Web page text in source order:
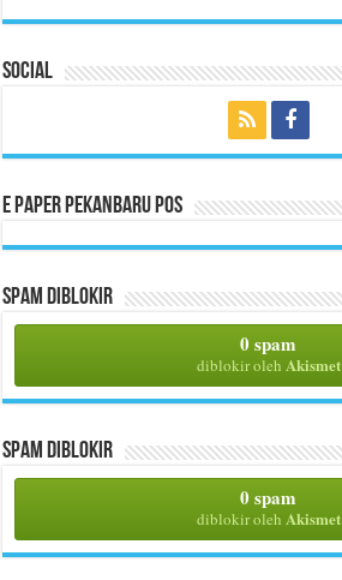
Social
E Paper Pekanbaru Pos
Spam Diblokir
0 spam
diblokir oleh Akismet
Spam Diblokir
0 spam
diblokir oleh Akismet